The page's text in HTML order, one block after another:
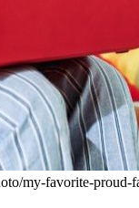
my-favorite-proud-